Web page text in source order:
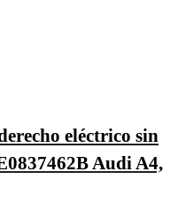
eléctrico sin
Audi A4,